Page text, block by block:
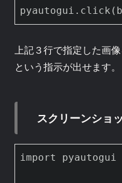
上記３行で指定した画
という指示が出せます。
スクリーンショ
import pyautogui